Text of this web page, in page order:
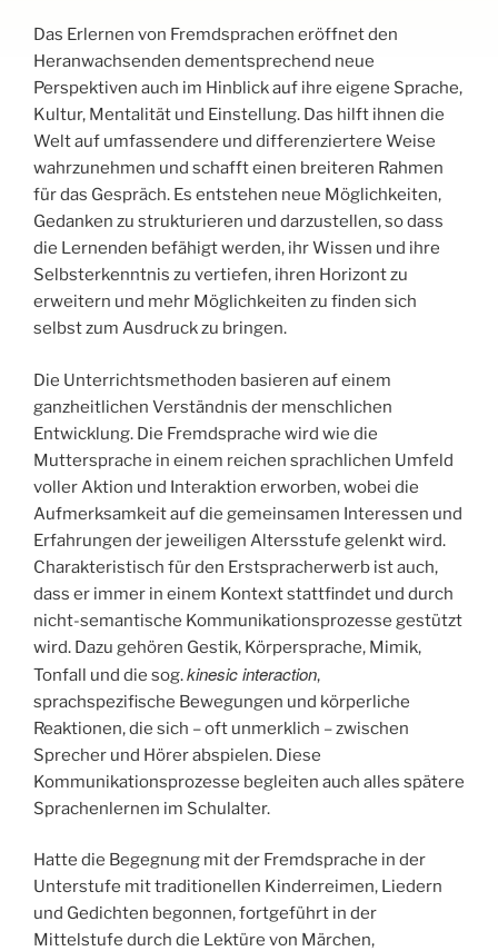
Das Erlernen von Fremdsprachen eröffnet den
Heranwachsenden dementsprechend neue
Perspektiven auch im Hinblick auf ihre eigene Sprache,
Kultur, Mentalität und Einstellung. Das hilft ihnen die
Welt auf umfassendere und differenziertere Weise
wahrzunehmen und schafft einen breiteren Rahmen
für das Gespräch. Es entstehen neue Möglichkeiten,
Gedanken zu strukturieren und darzustellen, so dass
die Lernenden befähigt werden, ihr Wissen und ihre
Selbsterkenntnis zu vertiefen, ihren Horizont zu
erweitern und mehr Möglichkeiten zu finden sich
selbst zum Ausdruck zu bringen.
Die Unterrichtsmethoden basieren auf einem
ganzheitlichen Verständnis der menschlichen
Entwicklung. Die Fremdsprache wird wie die
Muttersprache in einem reichen sprachlichen Umfeld
voller Aktion und Interaktion erworben, wobei die
Aufmerksamkeit auf die gemeinsamen Interessen und
Erfahrungen der jeweiligen Altersstufe gelenkt wird.
Charakteristisch für den Erstspracherwerb ist auch,
dass er immer in einem Kontext stattfindet und durch
nicht-semantische Kommunikationsprozesse gestützt
wird. Dazu gehören Gestik, Körpersprache, Mimik,
Tonfall und die sog.kinesic interaction,
sprachspezifische Bewegungen und körperliche
Reaktionen, die sich – oft unmerklich – zwischen
Sprecher und Hörer abspielen. Diese
Kommunikationsprozesse begleiten auch alles spätere
Sprachenlernen im Schulalter.
Hatte die Begegnung mit der Fremdsprache in der
Unterstufe mit traditionellen Kinderreimen, Liedern
und Gedichten begonnen, fortgeführt in der
Mittelstufe durch die Lektüre von Märchen,